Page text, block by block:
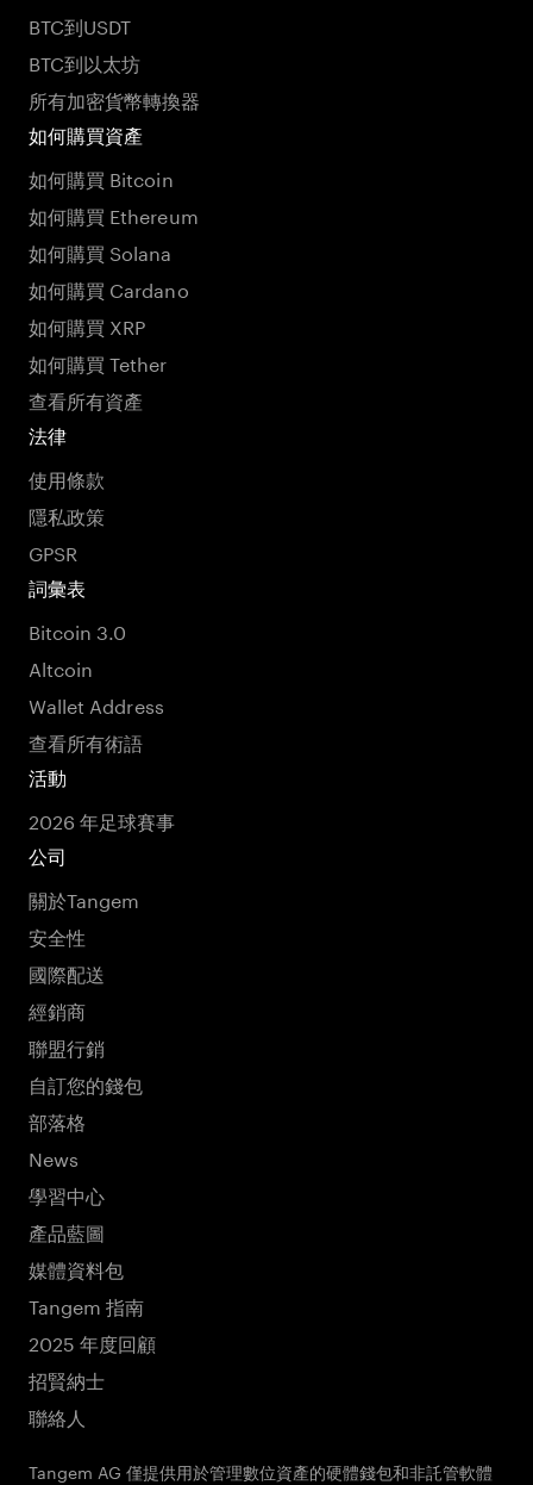
BTC到USDT
BTC到以太坊
所有加密貨幣轉換器
如何購買資產
如何購買 Bitcoin
如何購買 Ethereum
如何購買 Solana
如何購買 Cardano
如何購買 XRP
如何購買 Tether
查看所有資產
法律
使用條款
隱私政策
GPSR
詞彙表
Bitcoin 3.0
Altcoin
Wallet Address
查看所有術語
活動
2026 年足球賽事
公司
關於Tangem
安全性
國際配送
經銷商
聯盟行銷
自訂您的錢包
部落格
News
學習中心
產品藍圖
媒體資料包
Tangem 指南
2025 年度回顧
招賢納士
聯絡人
Tangem AG 僅提供用於管理數位資產的硬體錢包和非託管軟體